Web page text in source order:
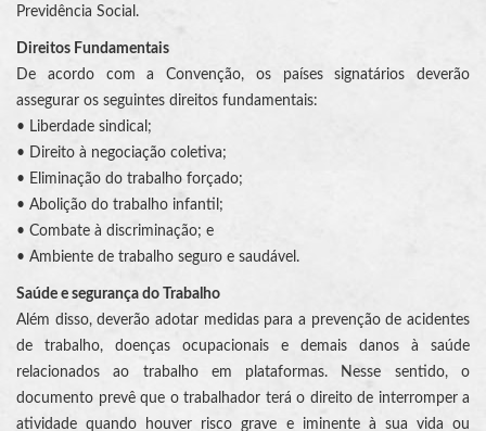
Previdência Social.
Direitos Fundamentais
De acordo com a Convenção, os países signatários deverão
assegurar os seguintes direitos fundamentais:
• Liberdade sindical;
• Direito à negociação coletiva;
• Eliminação do trabalho forçado;
• Abolição do trabalho infantil;
• Combate à discriminação; e
• Ambiente de trabalho seguro e saudável.
Saúde e segurança do Trabalho
Além disso, deverão adotar medidas para a prevenção de acidentes
de trabalho, doenças ocupacionais e demais danos à saúde
relacionados ao trabalho em plataformas. Nesse sentido, o
documento prevê que o trabalhador terá o direito de interromper a
atividade quando houver risco grave e iminente à sua vida ou